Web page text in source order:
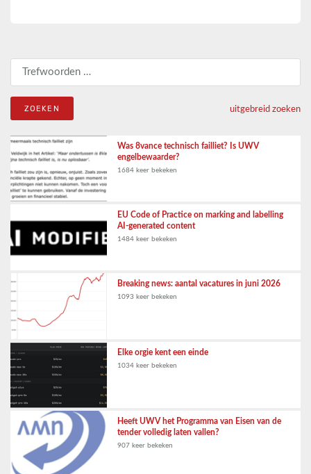
Zoeken naar:
uitgebreid zoeken
Was 8vance technisch failliet? Is UWV
engelbewaarder?
1684 keer bekeken
EU Code of Practice on marking and labelling
AI-generated content
1484 keer bekeken
Breaking news: aantal vacatures in juni 2026
1093 keer bekeken
Elke orgie kent een einde
1034 keer bekeken
Heeft UWV het Programma van Eisen van de
tender volledig laten vallen?
907 keer bekeken